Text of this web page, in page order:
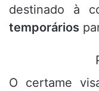
destinado à
temporários
O certame